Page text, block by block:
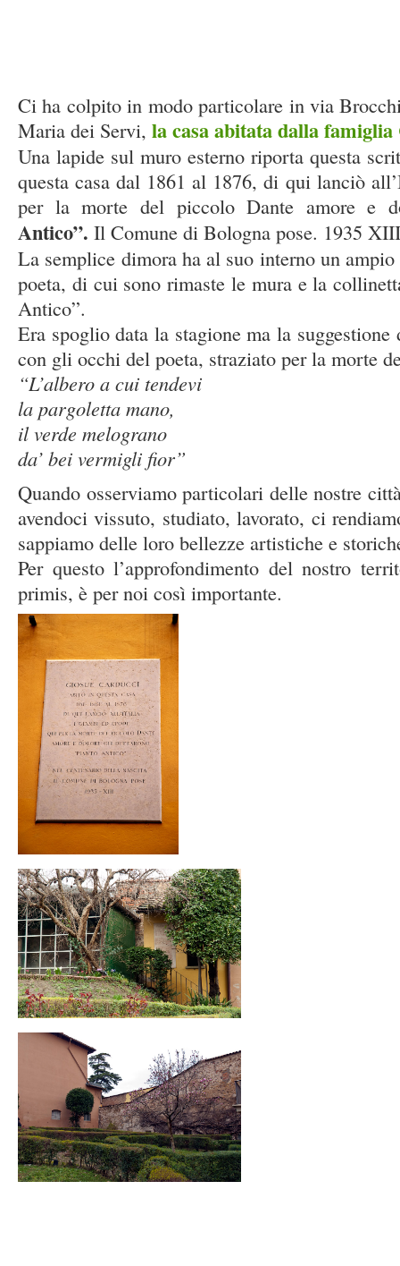
Ci ha colpito in modo particolare in via
Maria dei Servi, la casa abitata dalla
Una lapide sul muro esterno riporta questa
questa casa dal 1861 al 1876, di qui lanciò
per la morte del piccolo Dante amore e
Antico”. Il Comune di Bologna pose. 1935
La semplice dimora ha al suo interno un
poeta, di cui sono rimaste le mura e la
Antico”.
Era spoglio data la stagione ma la
con gli occhi del poeta, straziato per la morte
“L’albero a cui tendevi
la pargoletta mano,
il verde melograno
da’ bei vermigli fior”
Quando osserviamo particolari delle nostre
avendoci vissuto, studiato, lavorato, ci
sappiamo delle loro bellezze artistiche e
Per questo l’approfondimento del nostro
primis, è per noi così importante.